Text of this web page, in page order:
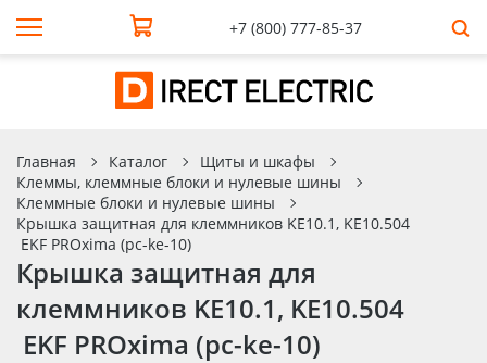
+7 (800) 777-85-37
Главная Каталог
Щиты и шкафы
Клеммы, клеммные блоки и нулевые шины
Клеммные блоки и нулевые шины
Крышка защитная для клеммников KE10.1, KE10.504
EKF PROxima (pc-ke-10)
Крышка защитная для
клеммников KE10.1, KE10.504
EKF PROxima (pc-ke-10)